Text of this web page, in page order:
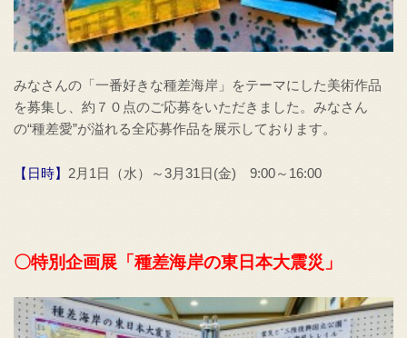
みなさんの「一番好きな種差海岸」をテーマにした美術作品
を募集し、約７０点のご応募をいただきました。みなさん
の“種差愛”が溢れる全応募作品を展示しております。
【日時】 2月1日（水）～3月31日(金) 9:00～16:00
〇特別企画展「種差海岸の東日本大震災」